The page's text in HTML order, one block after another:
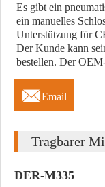
Es gibt ein
ein manuelles
Unterstützung für
Der Kunde kann
bestellen. Der
Email
Tragbarer
DER-M335